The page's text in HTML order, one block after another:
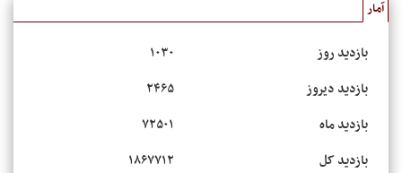
آمار
بازدید روز
۱۰۳۰
بازدید دیروز
۲۴۶۵
بازدید ماه
۷۲۵۰۱
بازدید کل
۱۸۶۷۷۱۲